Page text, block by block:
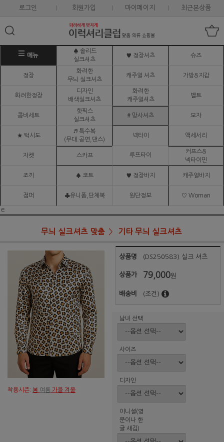
로그인 회원가입 마이페이지 최근본상품
메뉴
♠ 솔리드
실크셔츠
♥ 정장셔츠 슈즈
정장
화려한
무늬 실크셔츠
캐주얼 셔츠 가방&지갑
화려한정장
디자인
배색실크셔츠
화려한
캐주얼셔츠
벨트
콤비세트
핫픽스
실크셔츠
# 망사셔츠 모자
★ 턱시도
♬ 특수복
(무대.공연,댄스)
넥타이 액세서리
자켓 스카프 루프타이
커프스&
넥타이핀
조끼 ♠ 코트 ♥ 정장바지 캐주얼바지
점퍼 ♣유니폼,단체복 원단정보 ♡ Woman
ㅌ
무늬 실크셔츠 맞춤 기타 무늬 실크셔츠
착용시즌: 봄 여름 가을 겨울
상품명 (DS250583) 실크 셔츠
상품가 79,000원
배송비 (조건)
남녀 선택
사이즈
디자인
이니셜(영
문이나 한
글 새김)